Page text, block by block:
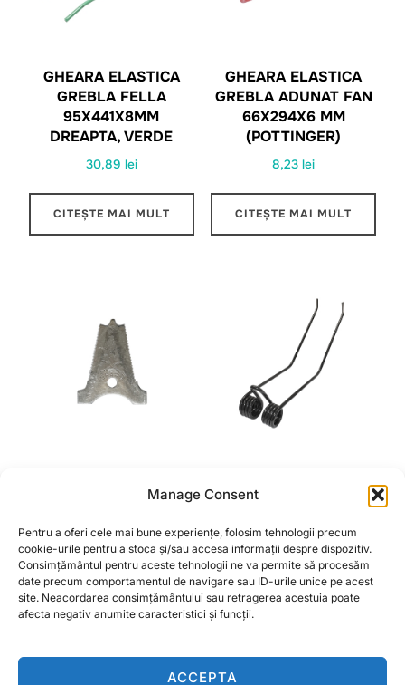
Manage Consent
Pentru a oferi cele mai bune experiențe, folosim tehnologii precum
cookie-urile pentru a stoca și/sau accesa informații despre dispozitiv.
Consimțământul pentru aceste tehnologii ne va permite să procesăm
date precum comportamentul de navigare sau ID-urile unice pe acest
site. Neacordarea consimțământului sau retragerea acestuia poate
afecta negativ anumite caracteristici și funcții.
ACCEPTA
GHEARA ELASTICA
GREBLA FELLA
95X441X8MM
DREAPTA, VERDE
30,89 lei
CITEȘTE MAI MULT
GHEARA ELASTICA
GREBLA ADUNAT FAN
66X294X6 MM
(POTTINGER)
8,23lei
CITEȘTE MAI MULT
COMBINA TIP C
2,80lei
CITEȘTE MAI MULT
GREBLA KUHN
36,75lei
CITEȘTE MAI MULT